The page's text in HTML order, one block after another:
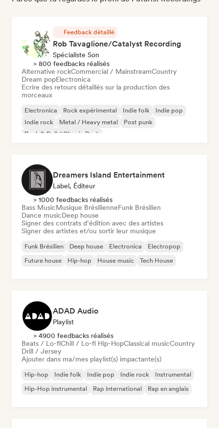
Feedback détaillé
Rob Tavaglione/Catalyst Recording
Spécialiste Son
> 800 feedbacks réalisés
Alternative rockCommercial / MainstreamCountry
Dream popElectronica
Ecrire des retours détaillés sur la production des
morceaux
Electronica Rock expérimental Indie folk
Indie pop
Indie rock
Metal / Heavy metal
Post punk
Rock & Roll / Classic Rock
Dreamers Island Entertainment
Label, Éditeur
> 1000 feedbacks réalisés
Bass MusicMusique BrésilienneFunk Brésilien
Dance musicDeep house
Signer des contrats d’édition avec des artistes
Signer des artistes et/ou sortir leur musique
Funk Brésilien Deep house Electronica
Electropop
Future house
Hip-hop House music Tech House
ADAD Audio
Playlist
> 4900 feedbacks réalisés
Beats / Lo-fiChill / Lo-fi Hip-HopClassical musicCountry
Drill / Jersey
Ajouter dans ma/mes playlist(s) impactante(s)
Hip-hop Indie folk Indie pop Indie rock
Instrumental
Hip-Hop instrumental
Rap international Rap en anglais